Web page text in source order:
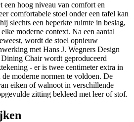
een hoog niveau van comfort en
comfortabele stoel onder een tafel kan
slechts een beperkte ruimte in beslag,
moderne context. Na een aantal
wordt de stoel opnieuw
met Hans J. Wegners Design
Chair wordt geproduceerd
- er is twee centimeter extra in
moderne normen te voldoen. De
eiken of walnoot in verschillende
zitting bekleed met leer of stof.